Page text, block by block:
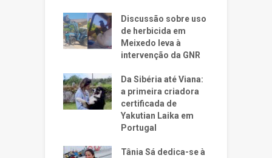
Discussão sobre uso
de herbicida em
Meixedo leva à
intervenção da GNR
Da Sibéria até Viana:
a primeira criadora
certificada de
Yakutian Laika em
Portugal
Tânia Sá dedica-se à